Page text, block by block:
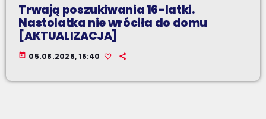
Trwają poszukiwania 16-latki.
Nastolatka nie wróciła do domu
[AKTUALIZACJA]
today 05.08.2026, 16:40